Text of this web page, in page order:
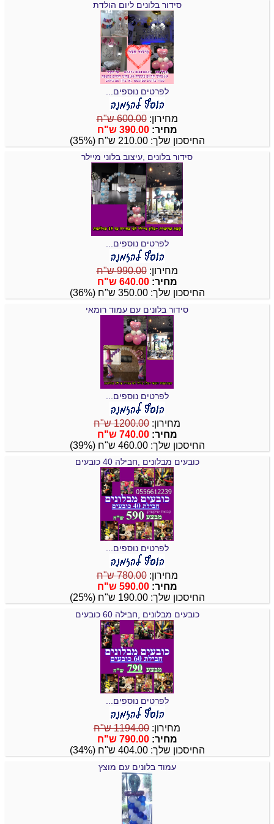
סידור בלונים ליום הולדת
לפרטים נוספים...
מחירון:600.00 ש"ח
מחיר:390.00 ש"ח
החיסכון שלך: 210.00 ש"ח (35%)
סידור בלונים ,עיצוב בלוני מיילר
לפרטים נוספים...
מחירון:990.00 ש"ח
מחיר:640.00 ש"ח
החיסכון שלך: 350.00 ש"ח (36%)
סידור בלונים עם עמוד רומאי
לפרטים נוספים...
מחירון: 1200.00 ש"ח
מחיר:740.00 ש"ח
החיסכון שלך: 460.00 ש"ח (39%)
כובעים מבלונים ,חבילה 40 כובעים
לפרטים נוספים...
מחירון:780.00 ש"ח
מחיר:590.00 ש"ח
החיסכון שלך: 190.00 ש"ח (25%)
כובעים מבלונים ,חבילה 60 כובעים
לפרטים נוספים...
מחירון: 1194.00 ש"ח
מחיר:790.00 ש"ח
החיסכון שלך: 404.00 ש"ח (34%)
עמוד בלונים עם מוצץ